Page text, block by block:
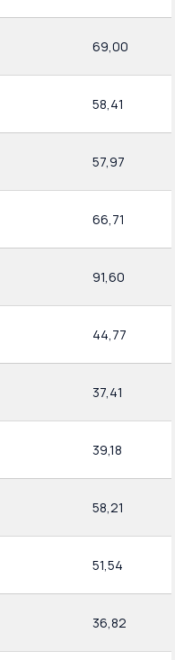
69,00
58,41
57,97
66,71
91,60
44,77
37,41
39,18
58,21
51,54
36,82